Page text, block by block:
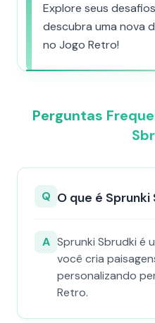
Explore seus
descubra uma nova
no Jogo Retro!
Perguntas
Q O que é Sprunki
A Sprunki Sbrudki é
você cria
personalizando
Retro.